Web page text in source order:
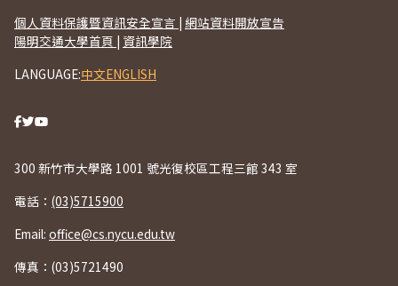
個人資料保護暨資訊安全宣言 | 網站資料開放宣告
陽明交通大學首頁 | 資訊學院
LANGUAGE:中文ENGLISH
300 新竹市大學路 1001 號光復校區工程三館 343 室
電話： (03)5715900
Email: office@cs.nycu.edu.tw
傳真：(03)5721490